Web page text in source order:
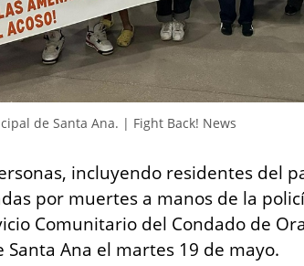
de Santa Ana. | Fight Back! News
incluyendo residentes del
por muertes a manos de la
Comunitario del Condado de
Santa Ana el martes 19 de mayo.